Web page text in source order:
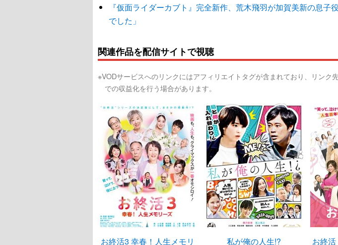
『仮面ライダーカブト』完全新作、荒木飛羽が加賀美新の息子
でした」
関連作品を配信サイトで視聴
※VODサービスへのリンクにはアフィリエイトタグが含まれており、リンク
での収益化を行う場合があります。
お終活3 幸春！人生メモリ
私が俺の人生!?
お終